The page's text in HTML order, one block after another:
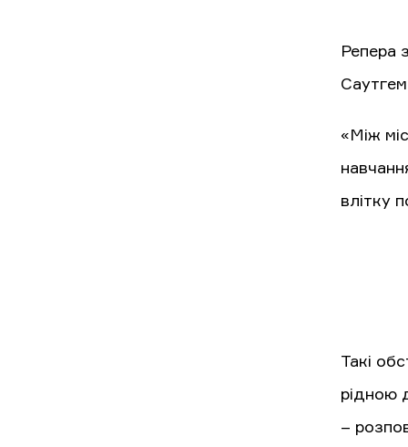
Репера
«Між
влітку
Такі
рідною
–